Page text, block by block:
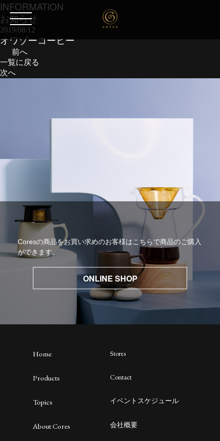
INFORMATION
お知らせ
2019/08/12
オワゾーコーヒー
前へ
一覧に戻る
次へ
Coresの商品をお買い求めのお客様はこちらで商品のご購入
ができます。
ONLINE SHOP
Home
Products
Topics
About Cores
Stores
Contact
イベントスケジュール
会社概要